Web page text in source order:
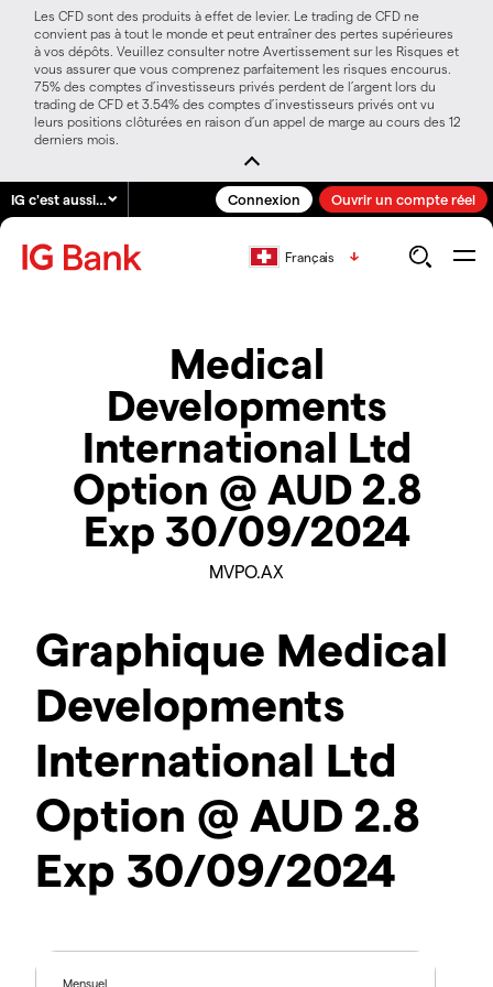
Les CFD sont des produits à effet de levier. Le trading de CFD ne
convient pas à tout le monde et peut entraîner des pertes supérieures
à vos dépôts. Veuillez consulter notre Avertissement sur les Risques et
vous assurer que vous comprenez parfaitement les risques encourus.
75% des comptes d’investisseurs privés perdent de l’argent lors du
trading de CFD et 3.54% des comptes d’investisseurs privés ont vu
leurs positions clôturées en raison d’un appel de marge au cours des 12
derniers mois.
IG c'est aussi… Connexion Ouvrir un compte réel
Français
Medical
Developments
International Ltd
Option @ AUD 2.8
Exp 30/09/2024
MVPO.AX
Graphique Medical
Developments
International Ltd
Option @ AUD 2.8
Exp 30/09/2024
Mensuel